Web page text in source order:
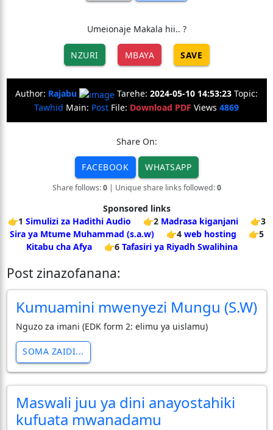
Umeionaje Makala hii.. ?
NZURI MBAYA SAVE
Author: Rajabu Tarehe: 2024-05-10 14:53:23 Topic:
Tawhid Main: Post File: Download PDF Views 4869
Share On:
FACEBOOK WHATSAPP
Share follows:0| Unique share links followed:0
Sponsored links
👉1 Simulizi za Hadithi Audio 👉2 Madrasa kiganjani
👉3
Sira ya Mtume Muhammad (s.a.w)
👉4 web hosting
👉5
Kitabu cha Afya
👉6 Tafasiri ya Riyadh Swalihina
Post zinazofanana:
Kumuamini mwenyezi Mungu (S.W)
Nguzo za imani (EDK form 2: elimu ya uislamu)
SOMA ZAIDI...
Maswali juu ya dini anayostahiki
kufuata mwanadamu